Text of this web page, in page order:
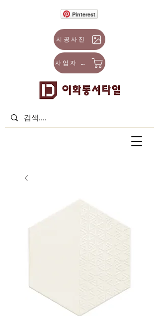
사업자 몰
시공사진
Pinterest